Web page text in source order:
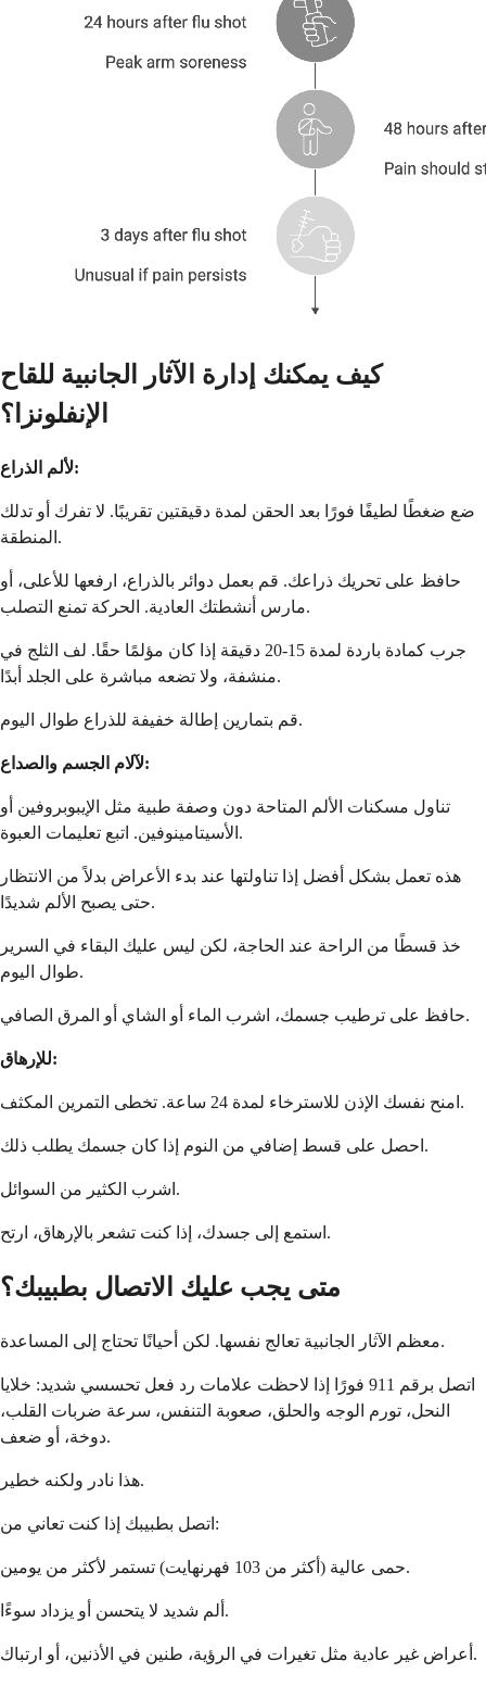
كيف يمكنك إدارة الآثار الجانبية للقاح
الإنفلونزا؟
لألم الذراع:
ضع ضغطًا لطيفًا فورًا بعد الحقن لمدة دقيقتين تقريبًا. لا تفرك أو تدلك
المنطقة.
حافظ على تحريك ذراعك. قم بعمل دوائر بالذراع، ارفعها للأعلى، أو
مارس أنشطتك العادية. الحركة تمنع التصلب.
جرب كمادة باردة لمدة 15-20 دقيقة إذا كان مؤلمًا حقًا. لف الثلج في
منشفة، ولا تضعه مباشرة على الجلد أبدًا.
قم بتمارين إطالة خفيفة للذراع طوال اليوم.
لآلام الجسم والصداع:
تناول مسكنات الألم المتاحة دون وصفة طبية مثل الإيبوبروفين أو
الأسيتامينوفين. اتبع تعليمات العبوة.
هذه تعمل بشكل أفضل إذا تناولتها عند بدء الأعراض بدلاً من الانتظار
حتى يصبح الألم شديدًا.
خذ قسطًا من الراحة عند الحاجة، لكن ليس عليك البقاء في السرير
طوال اليوم.
حافظ على ترطيب جسمك، اشرب الماء أو الشاي أو المرق الصافي.
للإرهاق:
امنح نفسك الإذن للاسترخاء لمدة 24 ساعة. تخطى التمرين المكثف.
احصل على قسط إضافي من النوم إذا كان جسمك يطلب ذلك.
اشرب الكثير من السوائل.
استمع إلى جسدك، إذا كنت تشعر بالإرهاق، ارتح.
متى يجب عليك الاتصال بطبيبك؟
معظم الآثار الجانبية تعالج نفسها. لكن أحيانًا تحتاج إلى المساعدة.
اتصل برقم 911 فورًا إذا لاحظت علامات رد فعل تحسسي شديد: خلايا
النحل، تورم الوجه والحلق، صعوبة التنفس، سرعة ضربات القلب،
دوخة، أو ضعف.
هذا نادر ولكنه خطير.
اتصل بطبيبك إذا كنت تعاني من:
حمى عالية (أكثر من 103 فهرنهايت) تستمر لأكثر من يومين.
ألم شديد لا يتحسن أو يزداد سوءًا.
أعراض غير عادية مثل تغيرات في الرؤية، طنين في الأذنين، أو ارتباك.